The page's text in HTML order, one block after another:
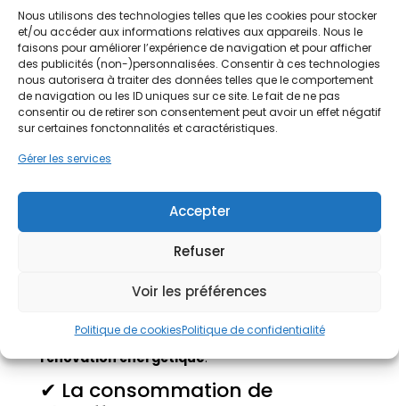
Nous utilisons des technologies telles que les cookies pour stocker
et/ou accéder aux informations relatives aux appareils. Nous le
faisons pour améliorer l’expérience de navigation et pour afficher
des publicités (non-)personnalisées. Consentir à ces technologies
nous autorisera à traiter des données telles que le comportement
de navigation ou les ID uniques sur ce site. Le fait de ne pas
consentir ou de retirer son consentement peut avoir un effet négatif
sur certaines fonctonnalités et caractéristiques.
Gérer les services
Accepter
Refuser
Voir les préférences
Politique de cookiesPolitique de confidentialité
Leplancher chauffant, souvent basse
température, est un système discret, silencieux et
particulièrement agréable.
Il est compatible avec unepompe à chaleur air-
eau, une chaudière ou un système mixte.
Il améliore fortement leconfort thermiquetout
en offrant unmodèle performant, idéal pour
réaliser des économiesdans le temps.
Comment choisir son
système de chauffage ?
quel modèle de chauffage
logement
Une maison mal isolée nécessitera un système
plus puissant ou une réflexion globale sur la
rénovation énergétique.
✔ La consommation de